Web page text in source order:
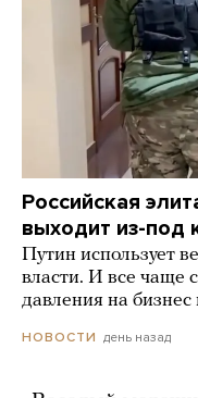
Российская
выходит из-под
Путин использует
власти. И все чаще
давления на
НОВОСТИ день назад